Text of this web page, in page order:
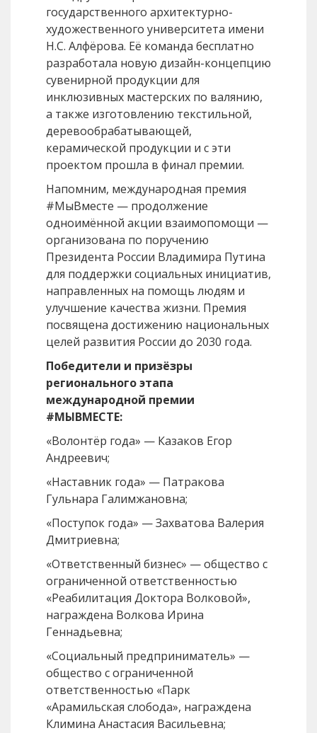
государственного архитектурно-
художественного университета имени
Н.С. Алфёрова. Её команда бесплатно
разработала новую дизайн-концепцию
сувенирной продукции для
инклюзивных мастерских по валянию,
а также изготовлению текстильной,
деревообрабатывающей,
керамической продукции и с эти
проектом прошла в финал премии.
Напомним, международная премия
#МыВместе — продолжение
одноимённой акции взаимопомощи —
организована по поручению
Президента России Владимира Путина
для поддержки социальных инициатив,
направленных на помощь людям и
улучшение качества жизни. Премия
посвящена достижению национальных
целей развития России до 2030 года.
Победители и призёзры
регионального этапа
международной премии
#МЫВМЕСТЕ:
«Волонтёр года» — Казаков Егор
Андреевич;
«Наставник года» — Патракова
Гульнара Галимжановна;
«Поступок года» — Захватова Валерия
Дмитриевна;
«Ответственный бизнес» — общество с
ограниченной ответственностью
«Реабилитация Доктора Волковой»,
награждена Волкова Ирина
Геннадьевна;
«Социальный предприниматель» —
общество с ограниченной
ответственностью «Парк
«Арамильская слобода», награждена
Климина Анастасия Васильевна;